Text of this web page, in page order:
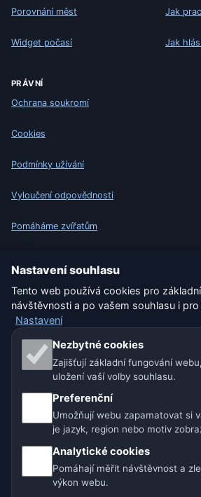
Porovnání měst
Widget počasí
Jak
Jak
PRÁVNÍ
Ochrana soukromí
Cookies
Podmínky užívání
Vyloučení odpovědnosti
Pomáháme zvířatům
Nastavení
Naše weby o počasí:
🇨🇿 Česko 🇭🇷 Chorvatsko
🇩🇪🇦🇹🇨🇭 Německo / Rakousko
🌎 Latinská Amerika a
🇮🇳 Jižní a jihovýchodní Asie
Nastavení souhlasu
Tento web používá cookies pro
návštěvnosti a po vašem souhlasu i
Nastavení
Nezbytné cookies
Zajišťují základní fungování
uložení vaší volby souhlasu.
Preferenční
Umožňují webu zapamatovat si
je jazyk, region nebo motiv
Analytické cookies
Pomáhají měřit návštěvnost a
výkon webu.